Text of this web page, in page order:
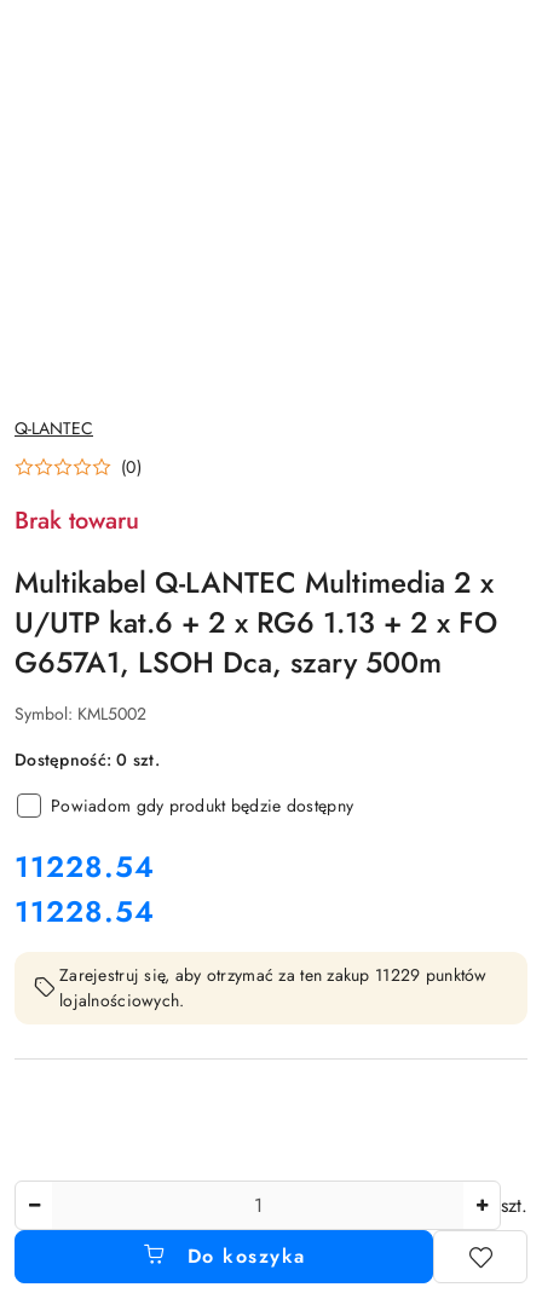
NAZWA
PRODUCENTA:
Q-LANTEC
(0)
Brak towaru
Multikabel Q-LANTEC Multimedia 2 x
U/UTP kat.6 + 2 x RG6 1.13 + 2 x FO
G657A1, LSOH Dca, szary 500m
Symbol: KML5002
Dostępność:0 szt.
Powiadom gdy produkt będzie dostępny
cena:
11228.54
Cena:
11228.54
Zarejestruj się, aby otrzymać za ten zakup 11229 punktów
lojalnościowych.
szt.
Do koszyka